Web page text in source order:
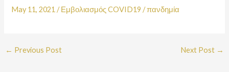
May 11, 2021/Εμβολιασμός COVID19 /πανδημία
← Previous Post Next Post →